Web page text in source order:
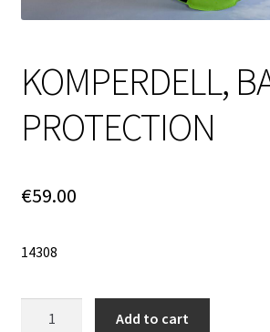
KOMPERDELL,
PROTECTION
€59.00
14308
Add to cart